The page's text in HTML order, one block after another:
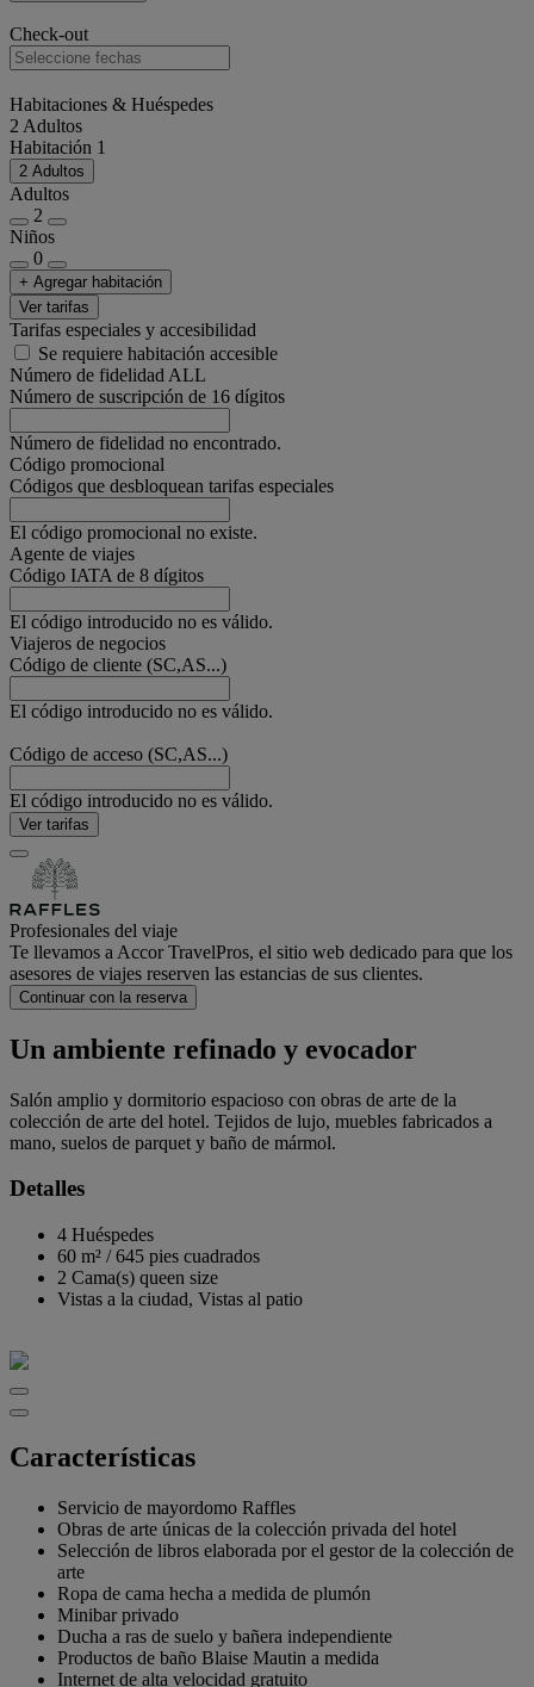
Check-out
Habitaciones & Huéspedes
2 Adultos
Habitación 1
2 Adultos
Adultos
2
Niños
0
+ Agregar habitación
Ver tarifas
Tarifas especiales y accesibilidad
Se requiere habitación accesible
Número de fidelidad ALL
Número de suscripción de 16 dígitos
Número de fidelidad no encontrado.
Código promocional
Códigos que desbloquean tarifas especiales
El código promocional no existe.
Agente de viajes
Código IATA de 8 dígitos
El código introducido no es válido.
Viajeros de negocios
Código de cliente (SC,AS...)
El código introducido no es válido.
Código de acceso (SC,AS...)
El código introducido no es válido.
Ver tarifas
Profesionales del viaje
Te llevamos a Accor TravelPros, el sitio web dedicado para que los
asesores de viajes reserven las estancias de sus clientes.
Continuar con la reserva
Un ambiente refinado y evocador
Salón amplio y dormitorio espacioso con obras de arte de la
colección de arte del hotel. Tejidos de lujo, muebles fabricados a
mano, suelos de parquet y baño de mármol.
Detalles
4 Huéspedes
60 m² /645 pies cuadrados
2 Cama(s) queen size
Vistas a la ciudad, Vistas al patio
Características
Servicio de mayordomo Raffles
Obras de arte únicas de la colección privada del hotel
Selección de libros elaborada por el gestor de la colección de
arte
Ropa de cama hecha a medida de plumón
Minibar privado
Ducha a ras de suelo y bañera independiente
Productos de baño Blaise Mautin a medida
Internet de alta velocidad gratuito